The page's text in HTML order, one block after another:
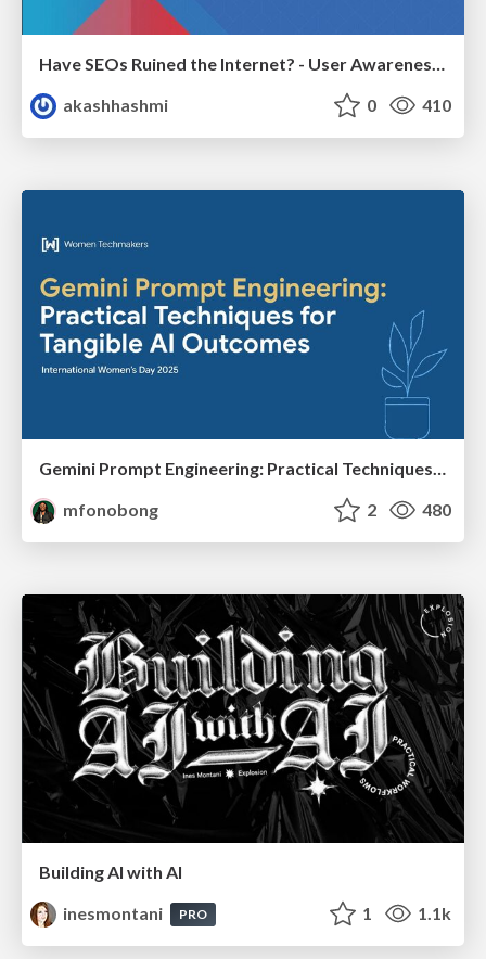
Have SEOs Ruined the Internet? - User Awareness of SEO in 2025
akashhashmi
0 410
Gemini Prompt Engineering: Practical Techniques for Tangible AI Outcomes
mfonobong
2 480
Building AI with AI
inesmontani
PRO 1 1.1k